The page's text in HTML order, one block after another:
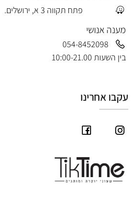
פתח תקווה 3 א, ירושלים.
מענה אנושי
054-8452098
בין השעות 10:00-21.00
עקבו אחרינו